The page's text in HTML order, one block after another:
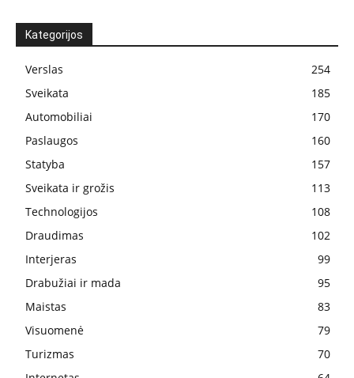
Kategorijos
Verslas
254
Sveikata
185
Automobiliai
170
Paslaugos
160
Statyba
157
Sveikata ir grožis
113
Technologijos
108
Draudimas
102
Interjeras
99
Drabužiai ir mada
95
Maistas
83
Visuomenė
79
Turizmas
70